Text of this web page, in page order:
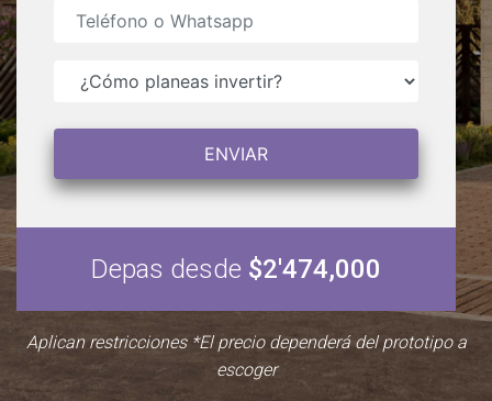
Depas desde $2'474,000
Aplican restricciones *El precio dependerá del prototipo a
escoger